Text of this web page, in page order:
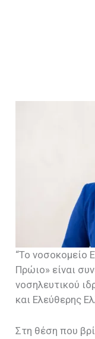
“Το νοσοκομείο
Πρώιο» είναι
νοσηλευτικού
και Ελεύθερης
Στη θέση που